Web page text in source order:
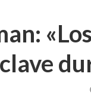
clave